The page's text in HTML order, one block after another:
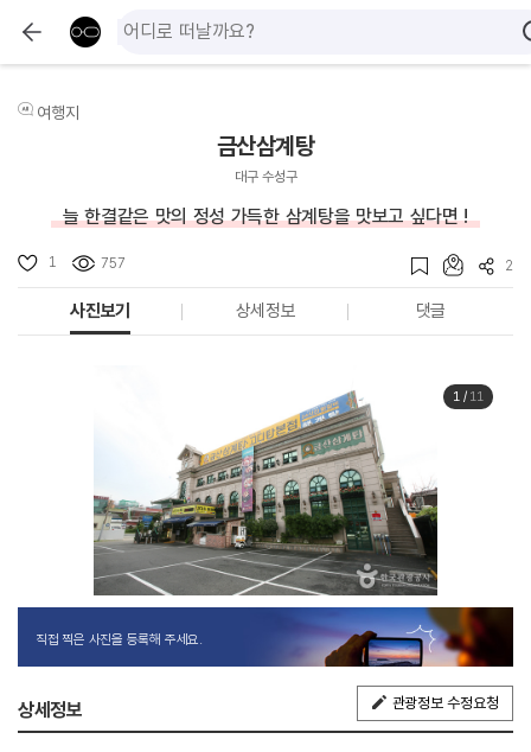
여행지
금산삼계탕
대구 수성구
늘 한결같은 맛의 정성 가득한 삼계탕을 맛보고 싶다면 !
1 757 2
사진보기 상세정보 댓글
1/ 11
직접 찍은 사진을 등록해 주세요.
상세정보 관광정보 수정요청